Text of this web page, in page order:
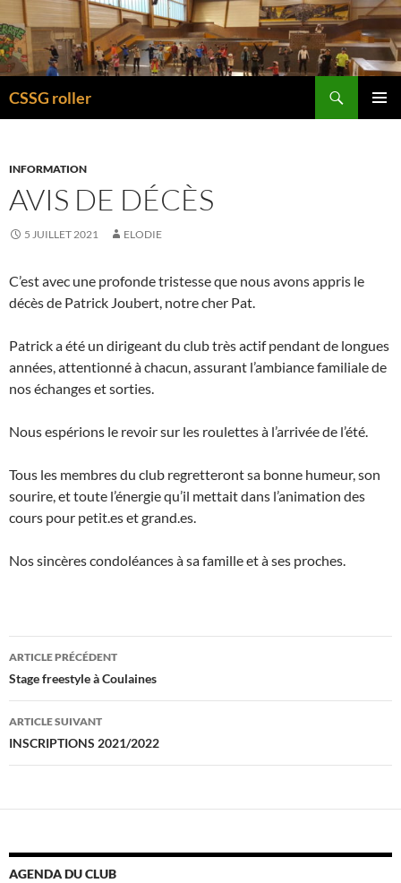
CSSG roller
INFORMATION
AVIS DE DÉCÈS
5 JUILLET 2021 ELODIE
C’est avec une profonde tristesse que nous avons appris le
décès de Patrick Joubert, notre cher Pat.
Patrick a été un dirigeant du club très actif pendant de longues
années, attentionné à chacun, assurant l’ambiance familiale de
nos échanges et sorties.
Nous espérions le revoir sur les roulettes à l’arrivée de l’été.
Tous les membres du club regretteront sa bonne humeur, son
sourire, et toute l’énergie qu’il mettait dans l’animation des
cours pour petit.es et grand.es.
Nos sincères condoléances à sa famille et à ses proches.
Navigation
des
articles
ARTICLE PRÉCÉDENT
Stage freestyle à Coulaines
ARTICLE SUIVANT
INSCRIPTIONS 2021/2022
AGENDA DU CLUB